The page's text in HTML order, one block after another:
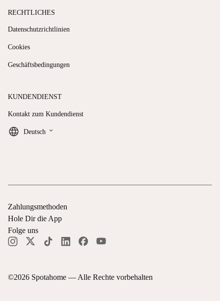
RECHTLICHES
Datenschutzrichtlinien
Cookies
Geschäftsbedingungen
KUNDENDIENST
Kontakt zum Kundendienst
Deutsch keyboard_arrow_down
©2026 Spotahome — Alle Rechte vorbehalten
Zahlungsmethoden
Hole Dir die App
Folge uns